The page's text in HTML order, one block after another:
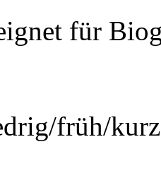
für
früh/